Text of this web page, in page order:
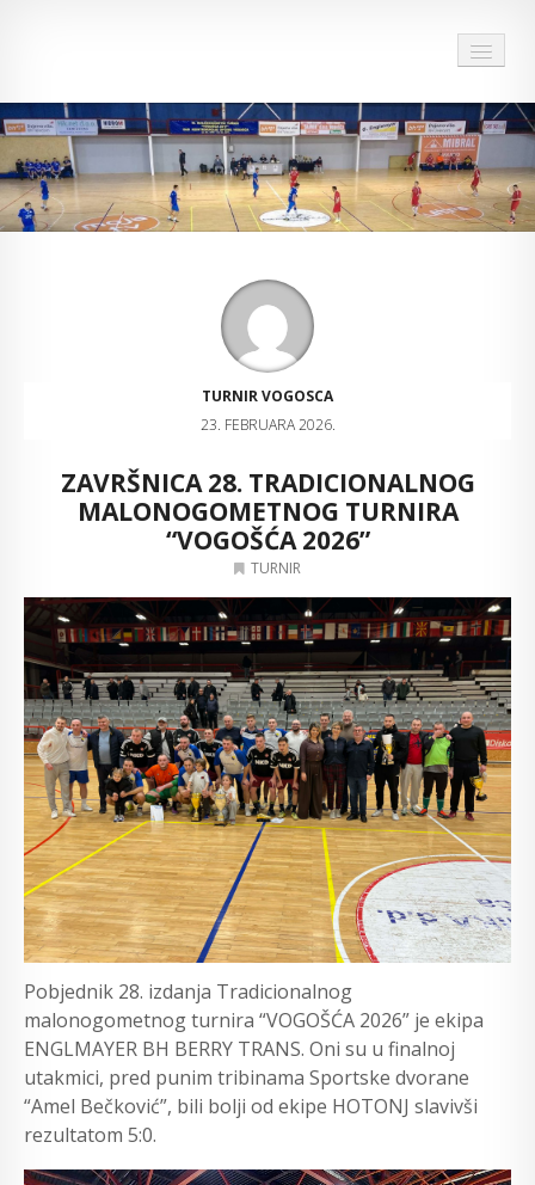
HOME
O TURNIRU
DOKUMENTI TURNIRA
SPONZORI I PRIJATELJI TURNIRA
KONTAKT
TURNIR VOGOSCA
23. FEBRUARA 2026.
ZAVRŠNICA 28. TRADICIONALNOG
MALONOGOMETNOG TURNIRA
“VOGOŠĆA 2026”
TURNIR
Pobjednik 28. izdanja Tradicionalnog
malonogometnog turnira “VOGOŠĆA 2026” je ekipa
ENGLMAYER BH BERRY TRANS. Oni su u finalnoj
utakmici, pred punim tribinama Sportske dvorane
“Amel Bečković”, bili bolji od ekipe HOTONJ slavivši
rezultatom 5:0.